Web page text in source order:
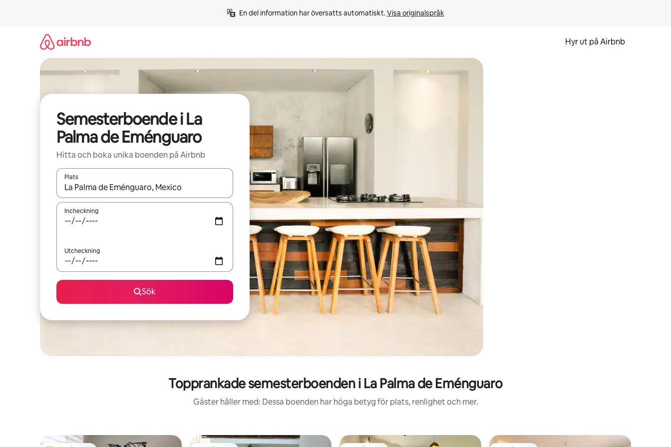
En del information har översatts automatiskt. Visa originalspråk
Hyr ut på Airbnb
Semesterboende i La
Palma de Eménguaro
Hitta och boka unika boenden på Airbnb
Plats
När resultaten är tillgängliga kan du navigera med upp- och nedåtpilarna eller utforska genom att trycka eller svepa.
Incheckning
Utcheckning
Sök
Topprankade semesterboenden i La Palma de Eménguaro
Gäster håller med: Dessa boenden har höga betyg för plats, renlighet och mer.